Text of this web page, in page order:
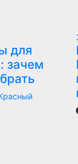
для
зачем